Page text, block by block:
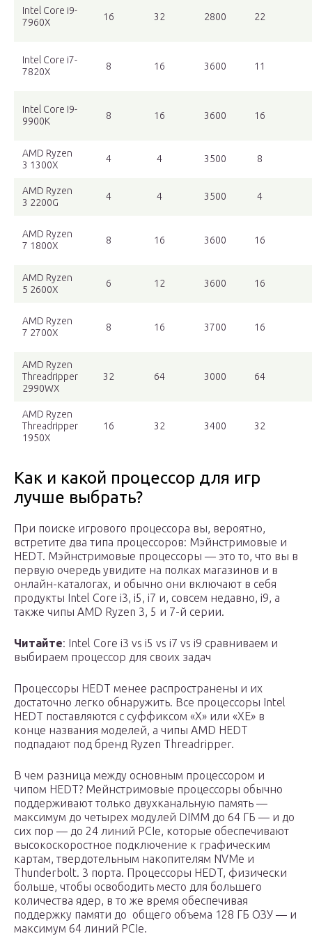
Intel Core i9-
7960X
16 32 2800 22
Intel Core i7-
7820X
8 16 3600 11
Intel Core I9-
9900K
8 16 3600 16
AMD Ryzen
3 1300X
4 4 3500 8
AMD Ryzen
3 2200G
4 4 3500 4
AMD Ryzen
7 1800X
8 16 3600 16
AMD Ryzen
5 2600X
6 12 3600 16
AMD Ryzen
7 2700X
8 16 3700 16
AMD Ryzen
Threadripper
2990WX
32 64 3000 64
AMD Ryzen
Threadripper
1950X
16 32 3400 32
Как и какой процессор для игр
лучше выбрать?
При поиске игрового процессора вы, вероятно,
встретите два типа процессоров: Мэйнстримовые и
HEDT. Мэйнстримовые процессоры — это то, что вы в
первую очередь увидите на полках магазинов и в
онлайн-каталогах, и обычно они включают в себя
продукты Intel Core i3, i5, i7 и, совсем недавно, i9, а
также чипы AMD Ryzen 3, 5 и 7-й серии.
Читайте: Intel Core i3 vs i5 vs i7 vs i9 сравниваем и
выбираем процессор для своих задач
Процессоры HEDT менее распространены и их
достаточно легко обнаружить. Все процессоры Intel
HEDT поставляются с суффиксом «X» или «XE» в
конце названия моделей, а чипы AMD HEDT
подпадают под бренд Ryzen Threadripper.
В чем разница между основным процессором и
чипом HEDT? Мейнстримовые процессоры обычно
поддерживают только двухканальную память —
максимум до четырех модулей DIMM до 64 ГБ — и до
сих пор — до 24 линий PCIe, которые обеспечивают
высокоскоростное подключение к графическим
картам, твердотельным накопителям NVMe и
Thunderbolt. 3 порта. Процессоры HEDT, физически
больше, чтобы освободить место для большего
количества ядер, в то же время обеспечивая
поддержку памяти до общего объема 128 ГБ ОЗУ — и
максимум 64 линий PCIe.